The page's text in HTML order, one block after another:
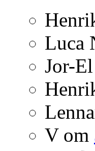
Luca
Jor-El
Vom